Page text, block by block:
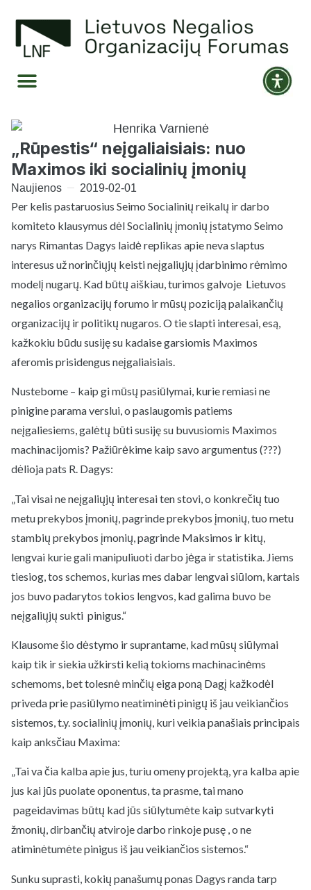
„Rūpestis“ neįgaliaisiais: nuo
Maximos iki socialinių įmonių
Naujienos 2019-02-01
Per kelis pastaruosius Seimo Socialinių reikalų ir darbo
komiteto klausymus dėl Socialinių įmonių įstatymo Seimo
narys Rimantas Dagys laidė replikas apie neva slaptus
interesus už norinčiųjų keisti neįgaliųjų įdarbinimo rėmimo
modelį nugarų. Kad būtų aiškiau, turimos galvoje Lietuvos
negalios organizacijų forumo ir mūsų poziciją palaikančių
organizacijų ir politikų nugaros. O tie slapti interesai, esą,
kažkokiu būdu susiję su kadaise garsiomis Maximos
aferomis prisidengus neįgaliaisiais.
Nustebome – kaip gi mūsų pasiūlymai, kurie remiasi ne
pinigine parama verslui, o paslaugomis patiems
neįgaliesiems, galėtų būti susiję su buvusiomis Maximos
machinacijomis? Pažiūrėkime kaip savo argumentus (???)
dėlioja pats R. Dagys:
„Tai visai ne neįgaliųjų interesai ten stovi, o konkrečių tuo
metu prekybos įmonių, pagrinde prekybos įmonių, tuo metu
stambių prekybos įmonių, pagrinde Maksimos ir kitų,
lengvai kurie gali manipuliuoti darbo jėga ir statistika. Jiems
tiesiog, tos schemos, kurias mes dabar lengvai siūlom, kartais
jos buvo padarytos tokios lengvos, kad galima buvo be
neįgaliųjų sukti pinigus.“
Klausome šio dėstymo ir suprantame, kad mūsų siūlymai
kaip tik ir siekia užkirsti kelią tokioms machinacinėms
schemoms, bet tolesnė minčių eiga poną Dagį kažkodėl
priveda prie pasiūlymo neatiminėti pinigų iš jau veikiančios
sistemos, t.y. socialinių įmonių, kuri veikia panašiais principais
kaip anksčiau Maxima:
„Tai va čia kalba apie jus, turiu omeny projektą, yra kalba apie
jus kai jūs puolate oponentus, ta prasme, tai mano
pageidavimas būtų kad jūs siūlytumėte kaip sutvarkyti
žmonių, dirbančių atviroje darbo rinkoje pusę , o ne
atiminėtumėte pinigus iš jau veikiančios sistemos.“
Sunku suprasti, kokių panašumų ponas Dagys randa tarp